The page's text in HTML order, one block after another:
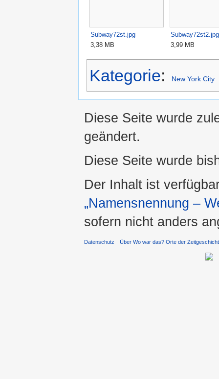
Subway72st.jpg
3,38 MB
Subway72st2.jpg
3,99 MB
Kategorie: New York City
Diese Seite wurde
geändert.
Diese Seite wurde
Der Inhalt ist
„Namensnennung –
sofern nicht anders
Datenschutz Über Wo war das? Orte der